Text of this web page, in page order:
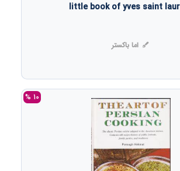
little book of yves saint
اما باکستر
10 %